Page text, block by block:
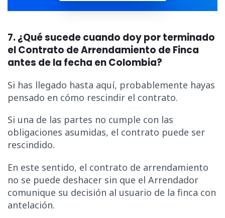
7. ¿Qué sucede cuando doy por terminado
el Contrato de Arrendamiento de Finca
antes de la fecha en Colombia?
Si has llegado hasta aquí, probablemente hayas
pensado en cómo rescindir el contrato.
Si una de las partes no cumple con las
obligaciones asumidas, el contrato puede ser
rescindido.
En este sentido, el contrato de arrendamiento
no se puede deshacer sin que el Arrendador
comunique su decisión al usuario de la finca con
antelación.